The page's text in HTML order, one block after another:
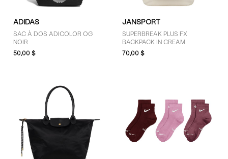
ADIDAS
SAC À DOS ADICOLOR OG
NOIR
50,00 $
JANSPORT
SUPERBREAK PLUS FX
BACKPACK IN CREAM
70,00 $